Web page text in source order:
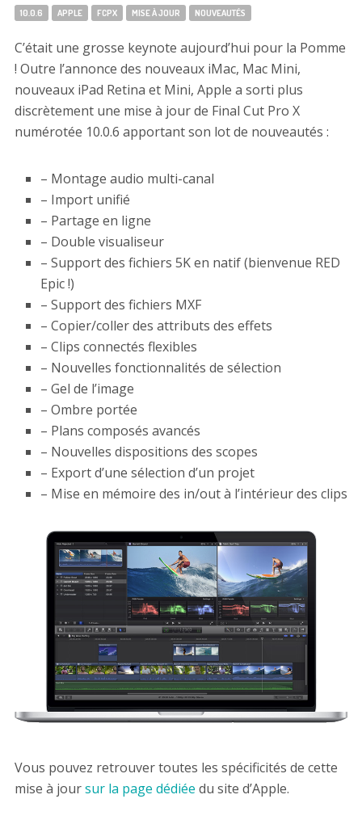
Tags:
10.0.6 APPLE FCPX MISE À JOUR NOUVEAUTÉS
C’était une grosse keynote aujourd’hui pour la Pomme
! Outre l’annonce des nouveaux iMac, Mac Mini,
nouveaux iPad Retina et Mini, Apple a sorti plus
discrètement une mise à jour de Final Cut Pro X
numérotée 10.0.6 apportant son lot de nouveautés :
– Montage audio multi-canal
– Import unifié
– Partage en ligne
– Double visualiseur
– Support des fichiers 5K en natif (bienvenue RED
Epic !)
– Support des fichiers MXF
– Copier/coller des attributs des effets
– Clips connectés flexibles
– Nouvelles fonctionnalités de sélection
– Gel de l’image
– Ombre portée
– Plans composés avancés
– Nouvelles dispositions des scopes
– Export d’une sélection d’un projet
– Mise en mémoire des in/out à l’intérieur des clips
Vous pouvez retrouver toutes les spécificités de cette
mise à joursur la page dédiée du site d’Apple.